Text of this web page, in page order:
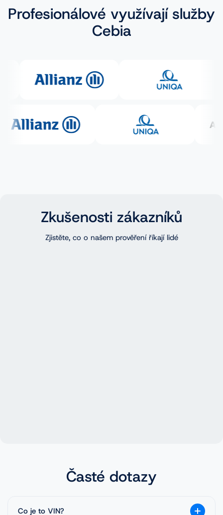
Profesionálové využívají služby
Cebia
Zkušenosti zákazníků
Zjistěte, co o našem prověření říkají lidé
Časté dotazy
Co je to VIN?